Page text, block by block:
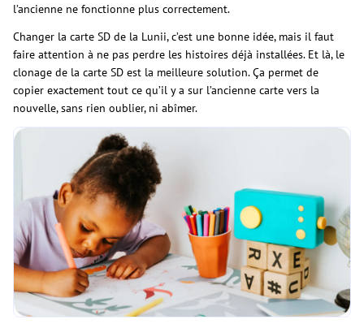
l’ancienne ne fonctionne plus correctement.
Changer la carte SD de la Lunii, c’est une bonne idée, mais il faut
faire attention à ne pas perdre les histoires déjà installées. Et là, le
clonage de la carte SD est la meilleure solution. Ça permet de
copier exactement tout ce qu’il y a sur l’ancienne carte vers la
nouvelle, sans rien oublier, ni abîmer.